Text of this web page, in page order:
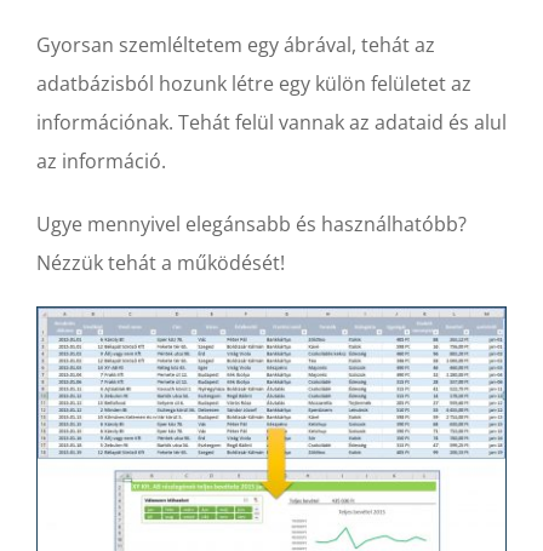
Gyorsan szemléltetem egy ábrával, tehát az
adatbázisból hozunk létre egy külön felületet az
információnak. Tehát felül vannak az adataid és alul
az információ.
Ugye mennyivel elegánsabb és használhatóbb?
Nézzük tehát a működését!